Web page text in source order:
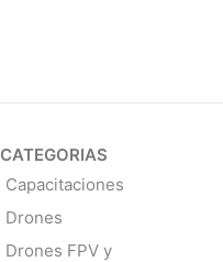
CATEGORIAS
Capacitaciones
Drones
Drones FPV y